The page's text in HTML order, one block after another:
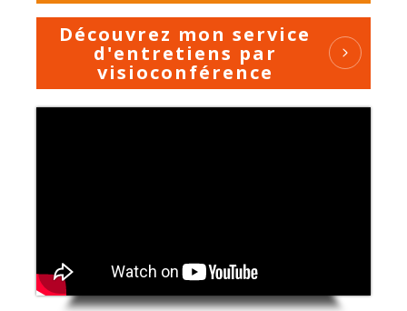
Découvrez mon service
d'entretiens par
visioconférence